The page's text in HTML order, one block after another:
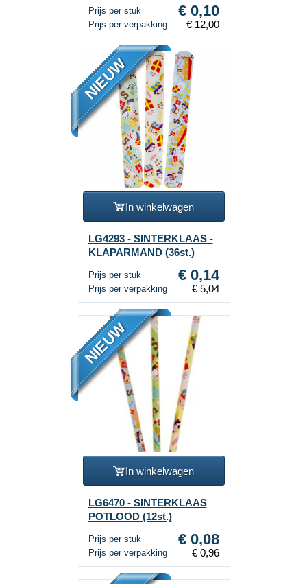
Prijs per stuk € 0,10
Prijs per verpakking € 12,00
NIEUW
In winkelwagen
LG4293 - SINTERKLAAS -
KLAPARMAND (36st.)
Prijs per stuk € 0,14
Prijs per verpakking € 5,04
NIEUW
In winkelwagen
LG6470 - SINTERKLAAS
POTLOOD (12st.)
Prijs per stuk € 0,08
Prijs per verpakking € 0,96